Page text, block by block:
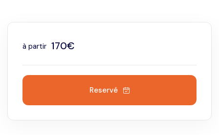
à partir 170€
Reservé